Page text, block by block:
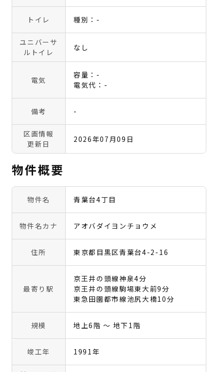
トイレ 種別：-
ユニバーサ
ルトイレ
なし
電気
容量：-
電気代：-
備考 -
区画情報
更新日
2026年07月09日
物件概要
物件名 青葉台4丁目
物件名カナ アオバダイヨンチョウメ
住所 東京都目黒区青葉台4-2-16
最寄り駅
京王井の頭線神泉4分
京王井の頭線駒場東大前9分
東急田園都市線池尻大橋10分
規模 地上6階 〜 地下1階
竣工年 1991年